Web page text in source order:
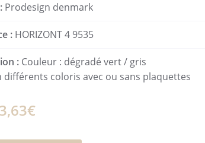
.
INSCRIPTION
Prodesign denmark
: HORIZONT 4 9535
: Couleur : dégradé vert / gris
différents coloris avec ou sans plaquettes